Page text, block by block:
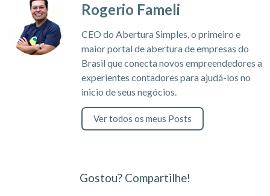
Rogerio Fameli
CEO do Abertura Simples, o primeiro e
maior portal de abertura de empresas do
Brasil que conecta novos empreendedores a
experientes contadores para ajudá-los no
inicio de seus negócios.
Ver todos os meus Posts
Gostou? Compartilhe!